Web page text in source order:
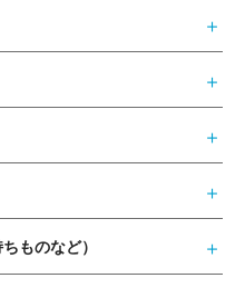
ものなど）